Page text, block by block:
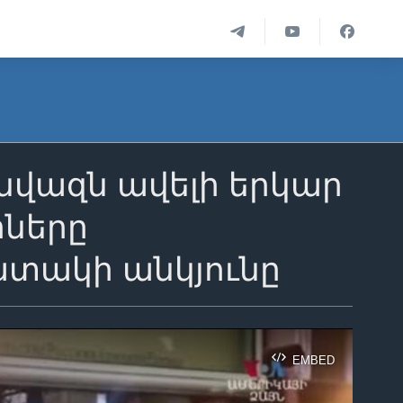
ավելի երկար
անկյունը
EMBED